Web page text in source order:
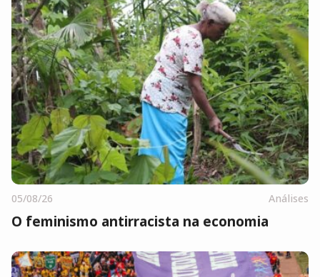
05/08/26 Análises
O feminismo antirracista na economia